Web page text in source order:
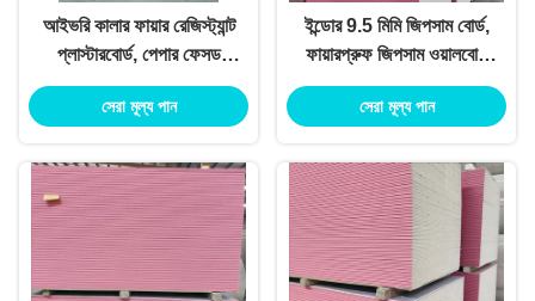
আইভরি কালার ফায়ার রেজিস্ট্যান্ট
প্লাস্টারবোর্ড, পেপার ফেসড
জিপসাম বোর্ড 1220 মিমি X
2440 মিমি
সেরা মূল্য পান
ইন্ডোর 9.5 মিমি জিপসাম বোর্ড,
ফায়ারপ্রুফ জিপসাম ওয়ালবোর্ড
1220 মিমি X 2440 মিমি
সেরা মূল্য পান